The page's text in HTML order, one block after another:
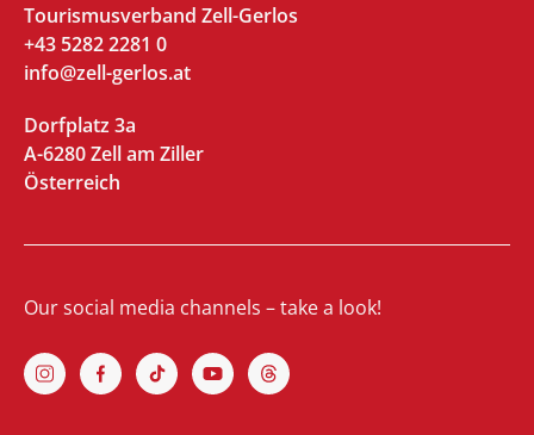
Tourismusverband Zell-Gerlos
+43 5282 2281 0
info@zell-gerlos.at
Dorfplatz 3a
A-6280 Zell am Ziller
Österreich
Our social media channels – take a look!